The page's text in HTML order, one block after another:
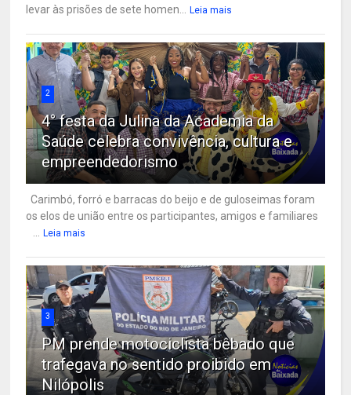
levar às prisões de sete homen...
Leia mais
2
4° festa da Julina da Academia da
Saúde celebra convivência, cultura e
empreendedorismo
Carimbó, forró e barracas do beijo e de guloseimas foram
os elos de união entre os participantes, amigos e familiares
Leia mais
3
PM prende motociclista bêbado que
trafegava no sentido proibido em
Nilópolis